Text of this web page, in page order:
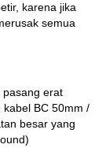
karena jika
semua
pasang erat
BC 50mm /
besar yang